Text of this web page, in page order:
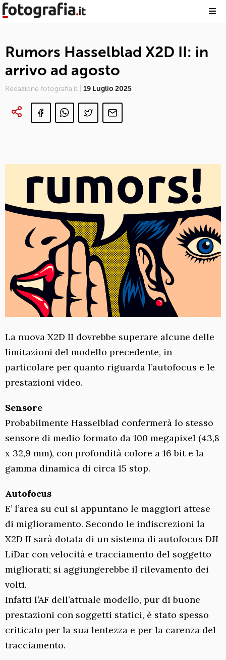
Rumors Hasselblad X2D II: in
arrivo ad agosto
Redazione fotografia.it | 19 Luglio 2025
La nuova X2D II dovrebbe superare alcune delle
limitazioni del modello precedente, in
particolare per quanto riguarda l’autofocus e le
prestazioni video.
Sensore
Probabilmente Hasselblad confermerà lo stesso
sensore di medio formato da 100 megapixel (43,8
x 32,9 mm), con profondità colore a 16 bit e la
gamma dinamica di circa 15 stop.
Autofocus
E’ l’area su cui si appuntano le maggiori attese
di miglioramento. Secondo le indiscrezioni la
X2D II sarà dotata di un sistema di autofocus DJI
LiDar con velocità e tracciamento del soggetto
migliorati; si aggiungerebbe il rilevamento dei
volti.
Infatti l’AF dell’attuale modello, pur di buone
prestazioni con soggetti statici, è stato spesso
criticato per la sua lentezza e per la carenza del
tracciamento.